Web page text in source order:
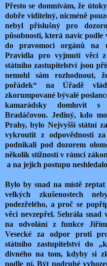
Přesto se domnívám, že
dobře viditelný, nicméně
nebyl příslušný pro
působnosti, která navíc
do pravomoci orgánů na
Pravidla pro vyjmutí věci z
státního zastupitelství jsou
nemohl sám rozhodnout,
pořádek“ na Úřadě
zkorumpované bývalé
kamarádsky domluvit s
Bradáčovou. Jediný, kdo
Prahy, bylo Nejvyšší státní
vykroutit z odpovědnosti
podnikali pod dozorem
několik stížností v rámci
a na jejich postupu
Bylo by snad na místě
velkých zkušenostech
podezřelého, a proč se
věci nevzepřel. Sehrála
na odvolání z funkce
Vesecké za odpor proti
státního zastupitelství do
divného na tom, kdyby si
podle ní. Být podruhé